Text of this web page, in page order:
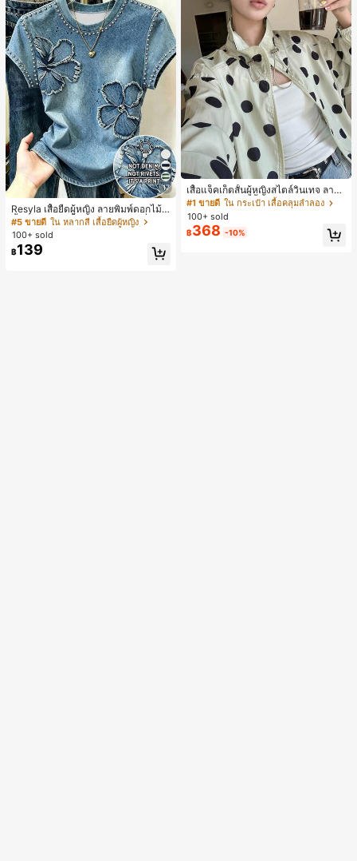
17
Resyla เสื้อยืดผู้หญิง ลายพิมพ์ดอกไม้สี
น้ำเงินวินเทจ เสื้อสำหรับออกไปเที่ยวฤ
ดูร้อน ดีไซน์กราฟิก สบายๆ อเนกประสง
ค์ สวมใส่ประจำวัน กลางแจ้ง ช้อปปิ้ง ท่
องเที่ยวกลางแจ้ง
#5 ขายดี ใน หลากสี เสื้อยืดผู้หญิง
100+ sold
฿139
เสื้อแจ็คเก็ตสั้นผู้หญิงสไตล์วินเทจ ลายจุ
ดขนาดใหญ่ คอตั้ง เอวเข้ารูป แขนพอง
ทรงหลวม แฟชั่นอเนกประสงค์ สำหรับใ
ส่ประจำวันและไปเที่ยวพักผ่อน
#1 ขายดี ใน กระเป๋า เสื้อคลุมลำลอง
100+ sold
฿368 -10%